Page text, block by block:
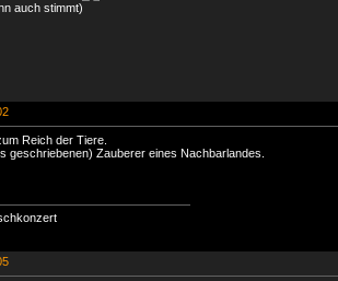
auch stimmt)
Reich der Tiere.
geschriebenen) Zauberer eines Nachbarlandes.